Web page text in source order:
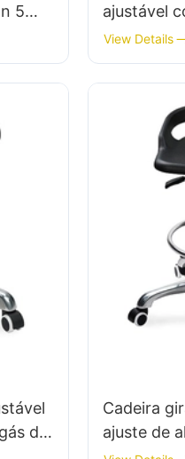
5
sala
ajustável
cromado
base de
View Details
de
Cadeira
ajuste de